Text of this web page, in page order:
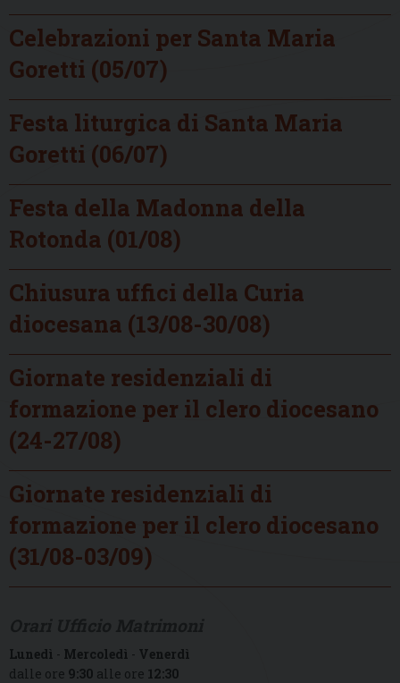
Celebrazioni per Santa Maria
Goretti (05/07)
Festa liturgica di Santa Maria
Goretti (06/07)
Festa della Madonna della
Rotonda (01/08)
Chiusura uffici della Curia
diocesana (13/08-30/08)
Giornate residenziali di
formazione per il clero diocesano
(24-27/08)
Giornate residenziali di
formazione per il clero diocesano
(31/08-03/09)
Lunedì - Mercoledì - Venerdì
dalle ore 9:30 alle ore 12:30